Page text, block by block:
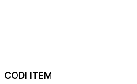
CODI ITEM